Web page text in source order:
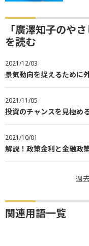
「廣澤知子のや
を読む
2021/12/03
景気動向を捉えるために
2021/11/05
投資のチャンスを見極め
2021/10/01
解説！政策金利と金融政
過
関連用語一覧